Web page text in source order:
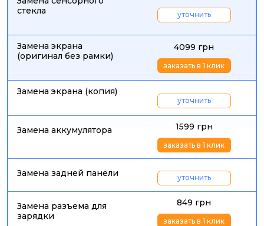
стекла
уточнить
Замена экрана
(оригинал без рамки)
4099 грн
заказать в 1 клик
Замена экрана (копия)
уточнить
Замена аккумулятора 1599 грн
заказать в 1 клик
Замена задней панели уточнить
Замена разъема для
зарядки
849 грн
заказать в 1 клик